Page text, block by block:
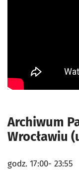
Archiwum
Wrocławiu
godz. 17:00- 23:55